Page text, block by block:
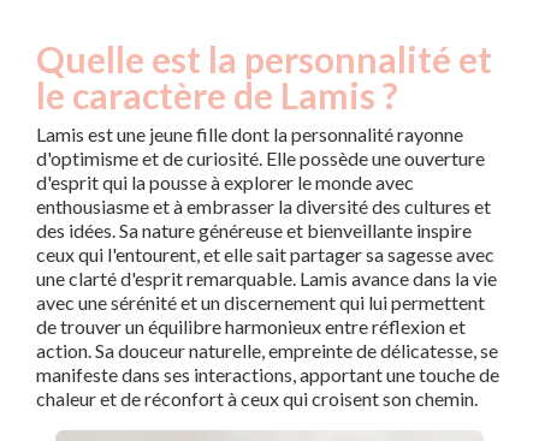
Quelle est la personnalité et
le caractère de Lamis ?
Lamis est une jeune fille dont la personnalité rayonne
d'optimisme et de curiosité. Elle possède une ouverture
d'esprit qui la pousse à explorer le monde avec
enthousiasme et à embrasser la diversité des cultures et
des idées. Sa nature généreuse et bienveillante inspire
ceux qui l'entourent, et elle sait partager sa sagesse avec
une clarté d'esprit remarquable. Lamis avance dans la vie
avec une sérénité et un discernement qui lui permettent
de trouver un équilibre harmonieux entre réflexion et
action. Sa douceur naturelle, empreinte de délicatesse, se
manifeste dans ses interactions, apportant une touche de
chaleur et de réconfort à ceux qui croisent son chemin.